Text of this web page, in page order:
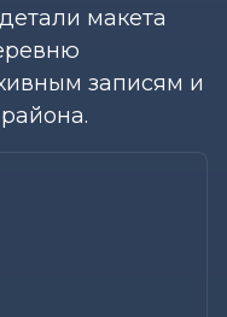
макета
записям и